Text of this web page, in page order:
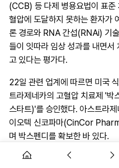
(CCB) 등 다제 병용요법이 표준
혈압에 도달하지 못하는 환자가
론 경로와 RNA 간섭(RNAi) 기
들이 잇따라 임상 성과를 내면서
고 있다는 평가다.
22일 관련 업계에 따르면 미국
트라제네카의 고혈압 치료제 '
스타트)'를 승인했다. 아스트라
이오텍 신코파마(CinCor
며 박스펜디를 확보한 바 있다.
다제요법 한계 지속…저항성 고